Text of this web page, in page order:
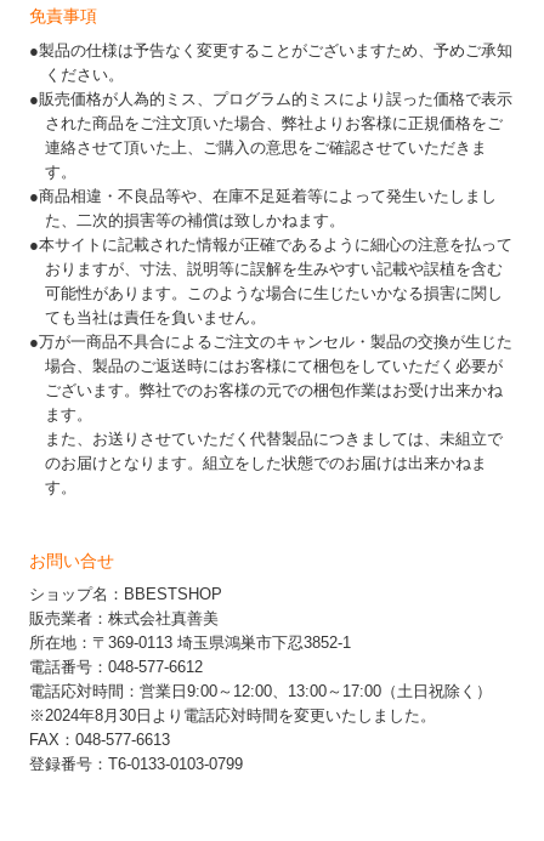
免責事項
●製品の仕様は予告なく変更することがございますため、予めご承知
ください。
●販売価格が人為的ミス、プログラム的ミスにより誤った価格で表示
された商品をご注文頂いた場合、弊社よりお客様に正規価格をご
連絡させて頂いた上、ご購入の意思をご確認させていただきま
す。
●商品相違・不良品等や、在庫不足延着等によって発生いたしまし
た、二次的損害等の補償は致しかねます。
●本サイトに記載された情報が正確であるように細心の注意を払って
おりますが、寸法、説明等に誤解を生みやすい記載や誤植を含む
可能性があります。このような場合に生じたいかなる損害に関し
ても当社は責任を負いません。
●万が一商品不具合によるご注文のキャンセル・製品の交換が生じた
場合、製品のご返送時にはお客様にて梱包をしていただく必要が
ございます。弊社でのお客様の元での梱包作業はお受け出来かね
ます。
また、お送りさせていただく代替製品につきましては、未組立で
のお届けとなります。組立をした状態でのお届けは出来かねま
す。
お問い合せ
ショップ名：BBESTSHOP
販売業者：株式会社真善美
所在地：〒369-0113 埼玉県鴻巣市下忍3852-1
電話番号：048-577-6612
電話応対時間：営業日9:00～12:00、13:00～17:00（土日祝除く）
※2024年8月30日より電話応対時間を変更いたしました。
FAX：048-577-6613
登録番号：T6-0133-0103-0799